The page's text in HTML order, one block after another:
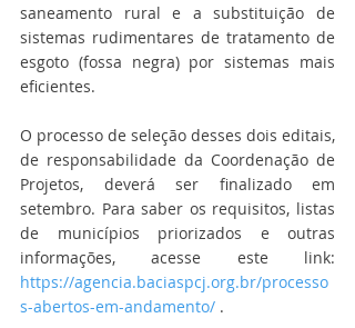
saneamento rural e a substituição de
sistemas rudimentares de tratamento de
esgoto (fossa negra) por sistemas mais
eficientes.
O processo de seleção desses dois editais,
de responsabilidade da Coordenação de
Projetos, deverá ser finalizado em
setembro. Para saber os requisitos, listas
de municípios priorizados e outras
https://agencia.baciaspcj.org.br/processo
s-abertos-em-andamento/ .